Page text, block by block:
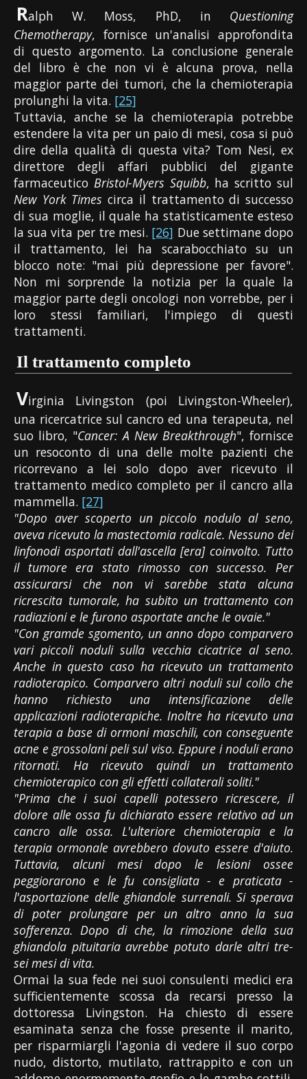
Ralph W. Moss, PhD, in Questioning
Chemotherapy, fornisce un'analisi approfondita
di questo argomento. La conclusione generale
del libro è che non vi è alcuna prova, nella
maggior parte dei tumori, che la chemioterapia
prolunghi la vita. [25]
Tuttavia, anche se la chemioterapia potrebbe
estendere la vita per un paio di mesi, cosa si può
dire della qualità di questa vita? Tom Nesi, ex
direttore degli affari pubblici del gigante
farmaceutico Bristol-Myers Squibb, ha scritto sul
New York Times circa il trattamento di successo
di sua moglie, il quale ha statisticamente esteso
la sua vita per tre mesi. [26] Due settimane dopo
il trattamento, lei ha scarabocchiato su un
blocco note: "mai più depressione per favore".
Non mi sorprende la notizia per la quale la
maggior parte degli oncologi non vorrebbe, per i
loro stessi familiari, l'impiego di questi
trattamenti.
Il trattamento completo
Virginia Livingston (poi Livingston-Wheeler),
una ricercatrice sul cancro ed una terapeuta, nel
suo libro, "Cancer: A New Breakthrough", fornisce
un resoconto di una delle molte pazienti che
ricorrevano a lei solo dopo aver ricevuto il
trattamento medico completo per il cancro alla
mammella. [27]
"Dopo aver scoperto un piccolo nodulo al seno,
aveva ricevuto la mastectomia radicale. Nessuno dei
linfonodi asportati dall'ascella [era] coinvolto. Tutto
il tumore era stato rimosso con successo. Per
assicurarsi che non vi sarebbe stata alcuna
ricrescita tumorale, ha subito un trattamento con
radiazioni e le furono asportate anche le ovaie."
"Con gramde sgomento, un anno dopo comparvero
vari piccoli noduli sulla vecchia cicatrice al seno.
Anche in questo caso ha ricevuto un trattamento
radioterapico. Comparvero altri noduli sul collo che
hanno richiesto una intensificazione delle
applicazioni radioterapiche. Inoltre ha ricevuto una
terapia a base di ormoni maschili, con conseguente
acne e grossolani peli sul viso. Eppure i noduli erano
ritornati. Ha ricevuto quindi un trattamento
chemioterapico con gli effetti collaterali soliti."
"Prima che i suoi capelli potessero ricrescere, il
dolore alle ossa fu dichiarato essere relativo ad un
cancro alle ossa. L'ulteriore chemioterapia e la
terapia ormonale avrebbero dovuto essere d'aiuto.
Tuttavia, alcuni mesi dopo le lesioni ossee
peggiorarono e le fu consigliata - e praticata -
l'asportazione delle ghiandole surrenali. Si sperava
di poter prolungare per un altro anno la sua
sofferenza. Dopo di che, la rimozione della sua
ghiandola pituitaria avrebbe potuto darle altri tre-
sei mesi di vita.
Ormai la sua fede nei suoi consulenti medici era
sufficientemente scossa da recarsi presso la
dottoressa Livingston. Ha chiesto di essere
esaminata senza che fosse presente il marito,
per risparmiargli l'agonia di vedere il suo corpo
nudo, distorto, mutilato, rattrappito e con un